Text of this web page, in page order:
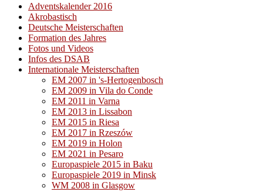
Adventskalender 2016
Akrobastisch
Deutsche Meisterschaften
Formation des Jahres
Fotos und Videos
Infos des DSAB
Internationale Meisterschaften
EM 2007 in 's-Hertogenbosch
EM 2009 in Vila do Conde
EM 2011 in Varna
EM 2013 in Lissabon
EM 2015 in Riesa
EM 2017 in Rzeszów
EM 2019 in Holon
EM 2021 in Pesaro
Europaspiele 2015 in Baku
Europaspiele 2019 in Minsk
WM 2008 in Glasgow